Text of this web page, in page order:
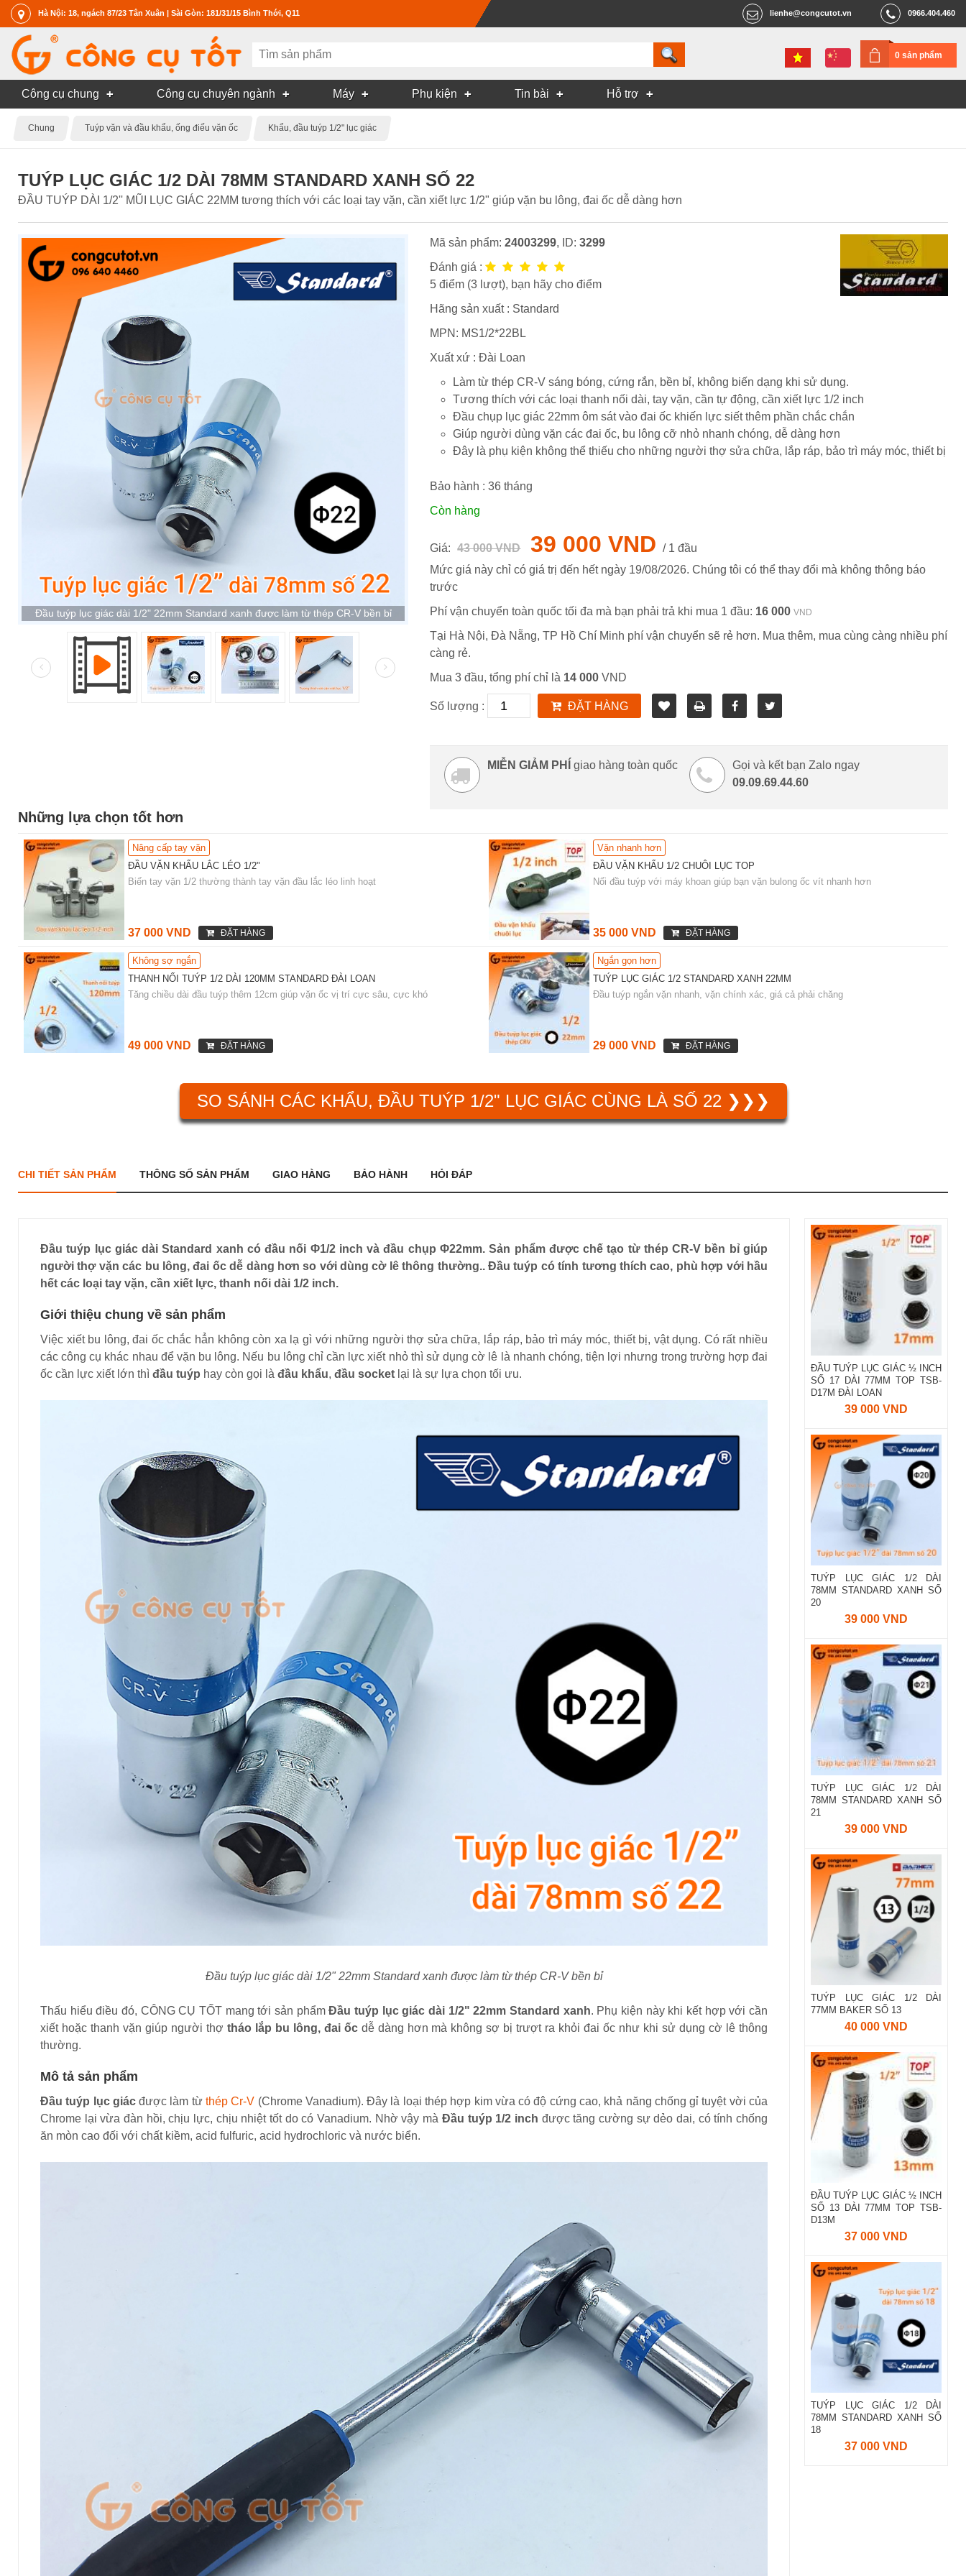
Hà Nội: 18, ngách 87/23 Tân Xuân | Sài Gòn: 181/31/15 Bình Thới, Q11 0966.404.460
lienhe@congcutot.vn
0 sản phẩm
Công cụ chung Công cụ chuyên ngành Máy Phụ kiện Tin bài Hỗ trợ
Chung Tuýp vặn và đầu khẩu, ống điếu vặn ốc Khẩu, đầu tuýp 1/2" lục giác
TUÝP LỤC GIÁC 1/2 DÀI 78MM STANDARD XANH SỐ 22
ĐẦU TUÝP DÀI 1/2'' MŨI LỤC GIÁC 22MM tương thích với các loại tay vặn, cần xiết lực 1/2" giúp vặn bu lông, đai ốc dễ dàng hơn
Đầu tuýp lục giác dài 1/2" 22mm Standard xanh được làm từ thép CR-V bền bỉ
Mã sản phẩm:24003299, ID:3299
Đánh giá :
5 điểm (3 lượt), bạn hãy cho điểm
Hãng sản xuất : Standard
MPN: MS1/2*22BL
Xuất xứ : Đài Loan
Làm từ thép CR-V sáng bóng, cứng rắn, bền bỉ, không biến dạng khi sử dụng.
Tương thích với các loại thanh nối dài, tay vặn, cần tự động, cần xiết lực 1/2 inch
Đầu chụp lục giác 22mm ôm sát vào đai ốc khiến lực siết thêm phần chắc chắn
Giúp người dùng vặn các đai ốc, bu lông cỡ nhỏ nhanh chóng, dễ dàng hơn
Đây là phụ kiện không thể thiếu cho những người thợ sửa chữa, lắp ráp, bảo trì máy móc, thiết bị
Bảo hành :36 tháng
Còn hàng
Giá: 43 000 VND 39 000 VND
/ 1 đầu
Mức giá này chỉ có giá trị đến hết ngày 19/08/2026. Chúng tôi có thể thay đổi mà không thông báo
trước
Phí vận chuyển toàn quốc tối đa mà bạn phải trả khi mua 1 đầu: 16 000 VND
Tại Hà Nội, Đà Nẵng, TP Hồ Chí Minh phí vận chuyển sẽ rẻ hơn. Mua thêm, mua cùng càng nhiều phí
càng rẻ.
Mua 3 đầu, tổng phí chỉ là 14 000 VND
Số lượng : ĐẶT HÀNG
MIỄN GIẢM PHÍ giao hàng toàn quốc
Gọi và kết bạn Zalo ngay
09.09.69.44.60
Những lựa chọn tốt hơn
Nâng cấp tay vặn
ĐẦU VẶN KHẨU LẮC LÉO 1/2"
Biến tay vặn 1/2 thường thành tay vặn đầu lắc léo linh hoạt
37 000 VND ĐẶT HÀNG
Vặn nhanh hơn
ĐẦU VẶN KHẨU 1/2 CHUÔI LỤC TOP
Nối đầu tuýp với máy khoan giúp bạn vặn bulong ốc vít nhanh hơn
35 000 VND ĐẶT HÀNG
Không sợ ngắn
THANH NỐI TUÝP 1/2 DÀI 120MM STANDARD ĐÀI LOAN
Tăng chiều dài đầu tuýp thêm 12cm giúp vặn ốc vị trí cực sâu, cực khó
49 000 VND ĐẶT HÀNG
Ngắn gọn hơn
TUÝP LỤC GIÁC 1/2 STANDARD XANH 22MM
Đầu tuýp ngắn vặn nhanh, vặn chính xác, giá cả phải chăng
29 000 VND ĐẶT HÀNG
SO SÁNH CÁC KHẨU, ĐẦU TUÝP 1/2" LỤC GIÁC CÙNG LÀ SỐ 22 ❯❯❯
CHI TIẾT SẢN PHẨM THÔNG SỐ SẢN PHẨM GIAO HÀNG BẢO HÀNH HỎI ĐÁP
Đầu tuýp lục giác dài Standard xanh có đầu nối Φ1/2 inch và đầu chụp Φ22mm. Sản phẩm được chế tạo từ thép CR-V bền bỉ giúp
người thợ vặn các bu lông, đai ốc dễ dàng hơn so với dùng cờ lê thông thường.. Đầu tuýp có tính tương thích cao, phù hợp với hầu
hết các loại tay vặn, cần xiết lực, thanh nối dài 1/2 inch.
Giới thiệu chung về sản phẩm
Việc xiết bu lông, đai ốc chắc hẳn không còn xa lạ gì với những người thợ sửa chữa, lắp ráp, bảo trì máy móc, thiết bị, vật dụng. Có rất nhiều
các công cụ khác nhau để vặn bu lông. Nếu bu lông chỉ cần lực xiết nhỏ thì sử dụng cờ lê là nhanh chóng, tiện lợi nhưng trong trường hợp đai
ốc cần lực xiết lớn thì đầu tuýp hay còn gọi là đầu khẩu, đầu socket lại là sự lựa chọn tối ưu.
Đầu tuýp lục giác dài 1/2" 22mm Standard xanh được làm từ thép CR-V bền bỉ
Thấu hiểu điều đó, CÔNG CỤ TỐT mang tới sản phẩmĐầu tuýp lục giác dài 1/2" 22mm Standard xanh. Phụ kiện này khi kết hợp với cần
xiết hoặc thanh vặn giúp người thợ tháo lắp bu lông, đai ốcdễ dàng hơn mà không sợ bị trượt ra khỏi đai ốc như khi sử dụng cờ lê thông
thường.
Mô tả sản phẩm
Đầu tuýp lục giácđược làm từthép Cr-V (Chrome Vanadium). Đây là loại thép hợp kim vừa có độ cứng cao, khả năng chống gỉ tuyệt vời của
Chrome lại vừa đàn hồi, chịu lực, chịu nhiệt tốt do có Vanadium. Nhờ vậy mà Đầu tuýp 1/2 inch được tăng cường sự dẻo dai, có tính chống
ăn mòn cao đối với chất kiềm, acid fulfuric, acid hydrochloric và nước biển.
ĐẦU TUÝP LỤC GIÁC ½ INCH
SỐ 17 DÀI 77MM TOP TSB-
D17M ĐÀI LOAN
39 000 VND
TUÝP LỤC GIÁC 1/2 DÀI
78MM STANDARD XANH SỐ
20
39 000 VND
TUÝP LỤC GIÁC 1/2 DÀI
78MM STANDARD XANH SỐ
21
39 000 VND
TUÝP LỤC GIÁC 1/2 DÀI
77MM BAKER SỐ 13
40 000 VND
ĐẦU TUÝP LỤC GIÁC ½ INCH
SỐ 13 DÀI 77MM TOP TSB-
D13M
37 000 VND
TUÝP LỤC GIÁC 1/2 DÀI
78MM STANDARD XANH SỐ
18
37 000 VND